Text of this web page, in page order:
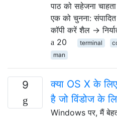
पाठ को सहेजना
एक को चुनना:
कॉपी करें शैल →
20
terminal
man
9
क्या OS X के
है जो विंडोज के
Windows पर, मैं